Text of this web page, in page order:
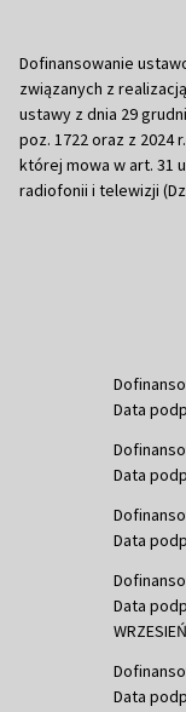
Dofinansowanie
związanych z
ustawy z dnia 29
poz. 1722 oraz z 2024
której mowa w art. 31
radiofonii i telewizji
Data
Data
Data
Data
Data